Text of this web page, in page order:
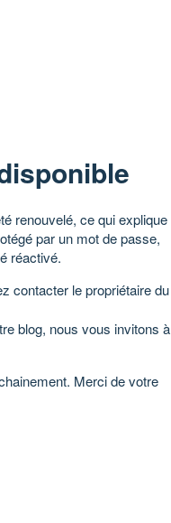
renouvelé, ce qui explique
par un mot de passe,
réactivé.
contacter le propriétaire du
blog, nous vous invitons à
Merci de votre